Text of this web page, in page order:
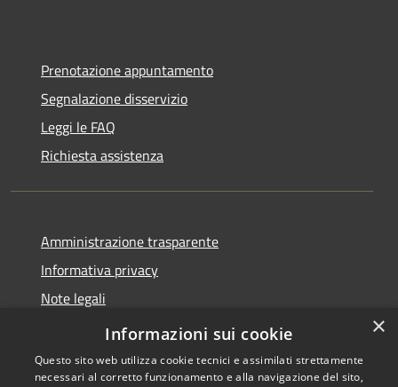
Prenotazione appuntamento
Segnalazione disservizio
Leggi le FAQ
Richiesta assistenza
Amministrazione trasparente
Informativa privacy
Note legali
Dichiarazione di accessibilità
×
Informazioni sui cookie
Questo sito web utilizza cookie tecnici e assimilati strettamente
necessari al corretto funzionamento e alla navigazione del sito,